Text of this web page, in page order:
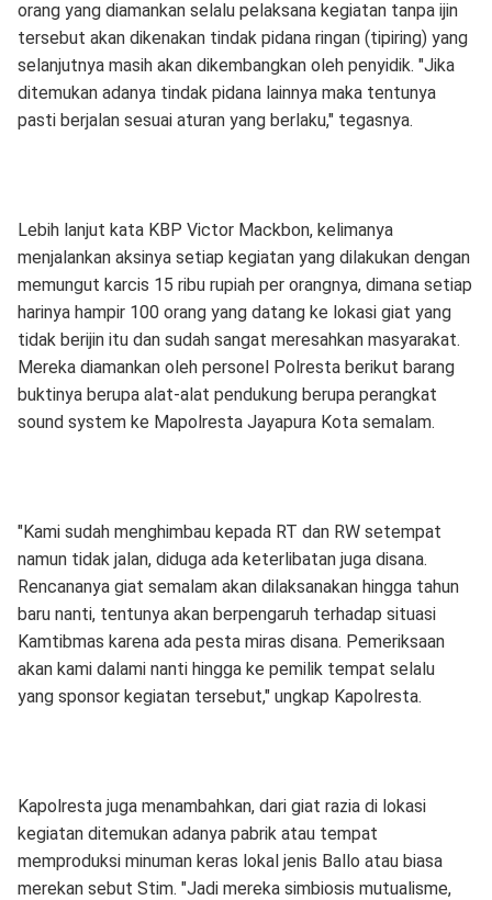
orang yang diamankan selalu pelaksana kegiatan tanpa ijin
tersebut akan dikenakan tindak pidana ringan (tipiring) yang
selanjutnya masih akan dikembangkan oleh penyidik. "Jika
ditemukan adanya tindak pidana lainnya maka tentunya
pasti berjalan sesuai aturan yang berlaku," tegasnya.
Lebih lanjut kata KBP Victor Mackbon, kelimanya
menjalankan aksinya setiap kegiatan yang dilakukan dengan
memungut karcis 15 ribu rupiah per orangnya, dimana setiap
harinya hampir 100 orang yang datang ke lokasi giat yang
tidak berijin itu dan sudah sangat meresahkan masyarakat.
Mereka diamankan oleh personel Polresta berikut barang
buktinya berupa alat-alat pendukung berupa perangkat
sound system ke Mapolresta Jayapura Kota semalam.
"Kami sudah menghimbau kepada RT dan RW setempat
namun tidak jalan, diduga ada keterlibatan juga disana.
Rencananya giat semalam akan dilaksanakan hingga tahun
baru nanti, tentunya akan berpengaruh terhadap situasi
Kamtibmas karena ada pesta miras disana. Pemeriksaan
akan kami dalami nanti hingga ke pemilik tempat selalu
yang sponsor kegiatan tersebut," ungkap Kapolresta.
Kapolresta juga menambahkan, dari giat razia di lokasi
kegiatan ditemukan adanya pabrik atau tempat
memproduksi minuman keras lokal jenis Ballo atau biasa
merekan sebut Stim. "Jadi mereka simbiosis mutualisme,